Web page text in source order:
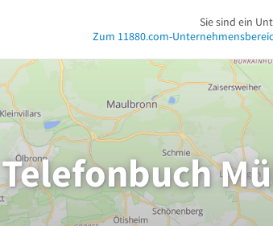
Sie sind ein
Zum 11880.com-
Telefonbuch